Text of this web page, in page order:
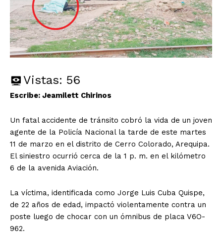
Vistas: 56
Escribe: Jeamilett Chirinos
Un fatal accidente de tránsito cobró la vida de un joven
agente de la Policía Nacional la tarde de este martes
11 de marzo en el distrito de Cerro Colorado, Arequipa.
El siniestro ocurrió cerca de la 1 p. m. en el kilómetro
6 de la avenida Aviación.
La víctima, identificada como Jorge Luis Cuba Quispe,
de 22 años de edad, impactó violentamente contra un
poste luego de chocar con un ómnibus de placa V6O-
962.